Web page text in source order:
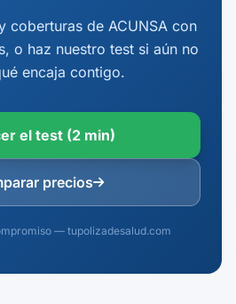
coberturas de ACUNSA con
o haz nuestro test si aún no
encaja contigo.
el test (2 min)
precios
— tupolizadesalud.com